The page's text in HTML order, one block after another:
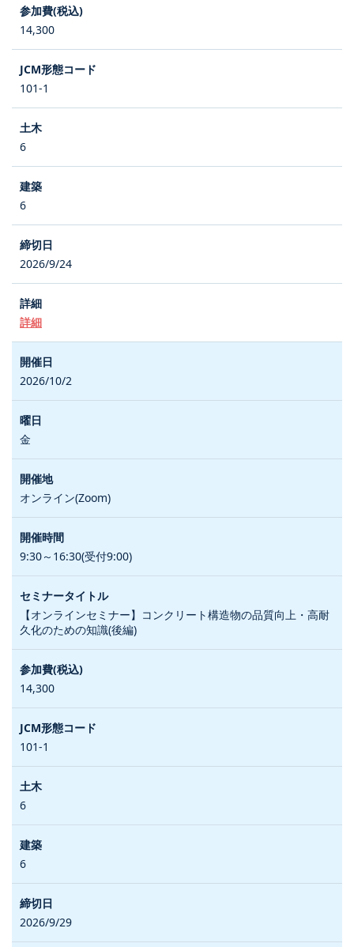
14,300
101-1
6
6
2026/9/24
詳細
2026/10/2
金
オンライン(Zoom)
9:30～16:30(受付9:00)
【オンラインセミナー】コンクリート構造物の品質向上・高耐
久化のための知識(後編)
14,300
101-1
6
6
2026/9/29